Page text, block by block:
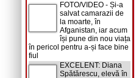
FOTO/VIDEO - Și-a
salvat camarazii de
la moarte, în
Afganistan, iar acum
își pune din nou viața
în pericol pentru a-și face bine
fiul
EXCELENT: Diana
Spătărescu, elevă în